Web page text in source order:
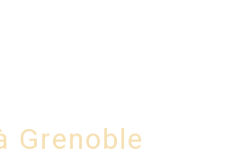
Grenoble